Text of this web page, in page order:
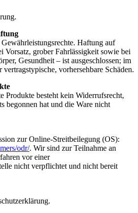
Haftung auf
Vorsatz, grober Fahrlässigkeit sowie bei
Gesundheit – ist ausgeschlossen; im
vorhersehbare Schäden.
Produkte besteht kein Widerrufsrecht,
begonnen hat und die Ware nicht
zur Online-Streitbeilegung (OS):
odr/. Wir sind zur Teilnahme an
vor einer
nicht verpflichtet und nicht bereit